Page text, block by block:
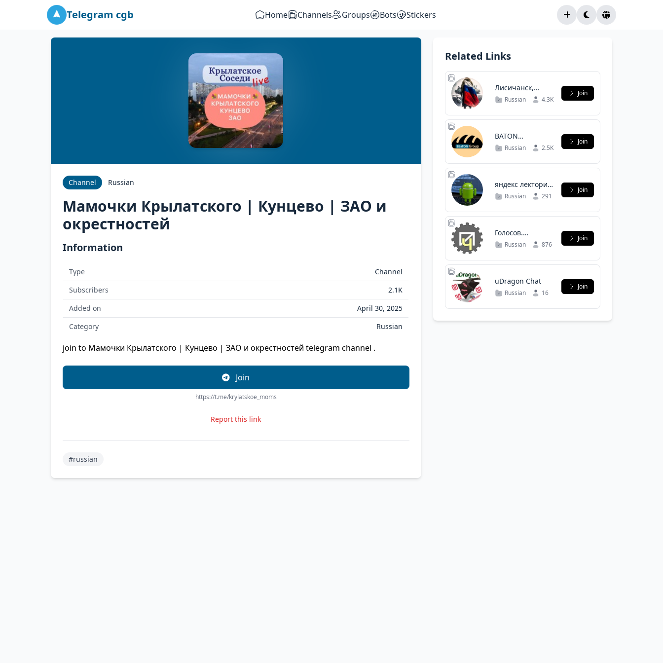
Telegram cgb Home Channels Groups Bots Stickers
Channel Russian
Мамочки Крылатского | Кунцево | ЗАО и
окрестностей
Information
Type
Channel
Subscribers
2.1K
Added on
April 30, 2025
Category
Russian
join to Мамочки Крылатского | Кунцево | ЗАО и окрестностей telegram channel .
Join
https://t.me/krylatskoe_moms
Report this link
#russian
Related Links
Лисичанск,
Северодонецк,
Russian 4.3K
Join
BATON
Community Chat
Russian 2.5K
Join
яндекс лекторий
- android
Russian 291
Join
Голосов.
Разговорчики
Russian 876
Join
uDragon Chat
Russian 16
Join